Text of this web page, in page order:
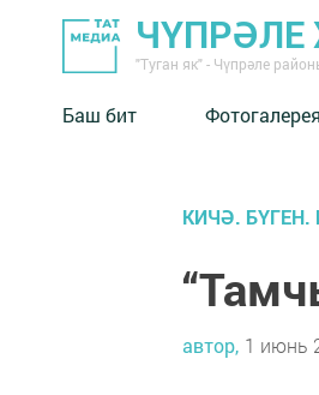
ЧҮПРӘЛЕ
"Туган як" - Чүпрәле
Баш бит
КИЧӘ. БҮГЕН.
автор, 1 июнь